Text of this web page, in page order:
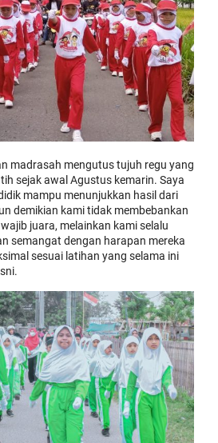
madrasah mengutus tujuh regu yang
sejak awal Agustus kemarin. Saya
mampu menunjukkan hasil dari
demikian kami tidak membebankan
juara, melainkan kami selalu
semangat dengan harapan mereka
sesuai latihan yang selama ini